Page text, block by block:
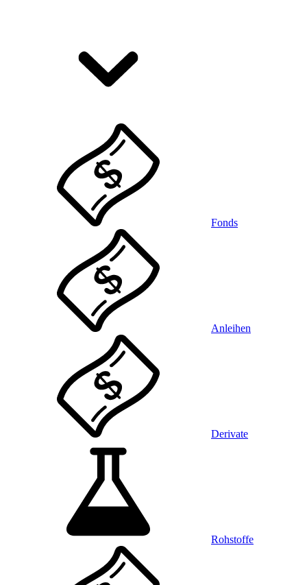
Fonds
Anleihen
Derivate
Rohstoffe